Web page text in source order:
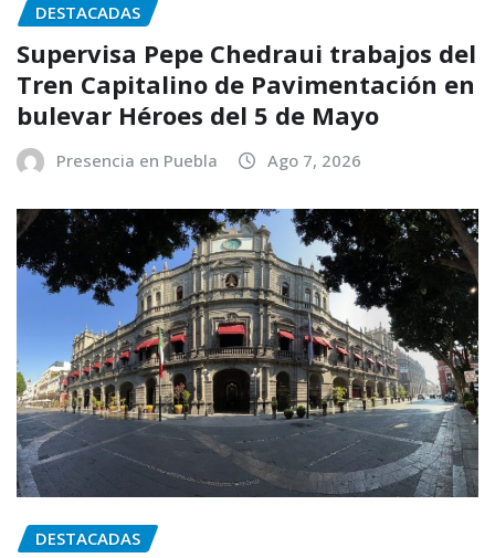
DESTACADAS
Supervisa Pepe Chedraui trabajos del
Tren Capitalino de Pavimentación en
bulevar Héroes del 5 de Mayo
Presencia en Puebla Ago 7, 2026
DESTACADAS